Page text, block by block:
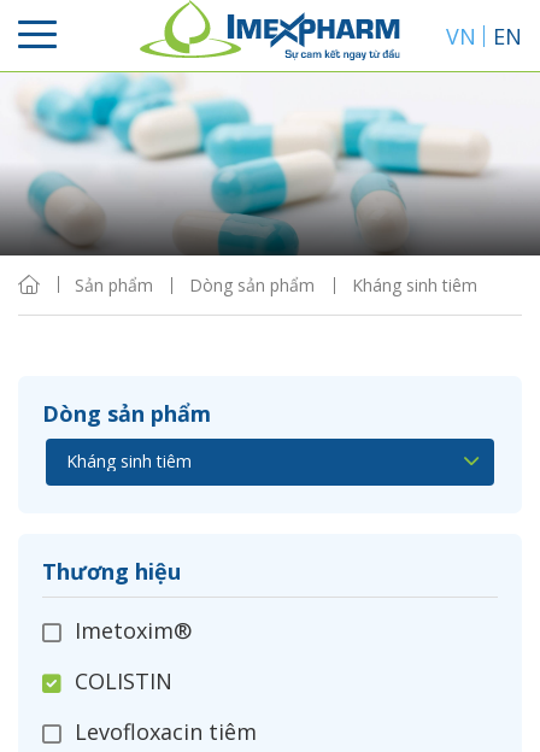
VN EN
Sản phẩm Dòng sản phẩm Kháng sinh tiêm
Dòng sản phẩm
Thương hiệu
Imetoxim®
COLISTIN
Levofloxacin tiêm
Sắp xếp
Hiển thị